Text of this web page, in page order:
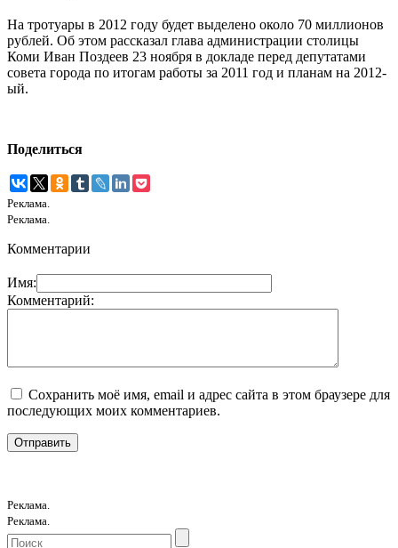
На тротуары в 2012 году будет выделено около 70 миллионов
рублей. Об этом рассказал глава администрации столицы
Коми Иван Поздеев 23 ноября в докладе перед депутатами
совета города по итогам работы за 2011 год и планам на 2012-
ый.
Поделиться
Реклама.
Реклама.
Комментарии
Имя:
Комментарий:
Сохранить моё имя, email и адрес сайта в этом браузере для
последующих моих комментариев.
Реклама.
Реклама.